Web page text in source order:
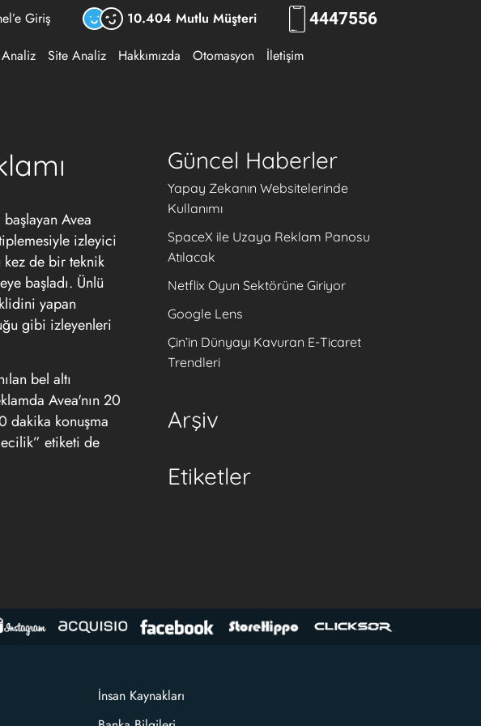
Giriş 10.404 Mutlu Müşteri 4447556
Site Analiz Hakkımızda Otomasyon İletişim
Avea
izleyici
kez de bir teknik
başladı. Ünlü
yapan
gibi izleyenleri
bel altı
Avea'nın 20
dakika konuşma
etiketi de
Güncel Haberler
Yapay Zekanın Websitelerinde
Kullanımı
SpaceX ile Uzaya Reklam Panosu
Atılacak
Netflix Oyun Sektörüne Giriyor
Google Lens
Çin’in Dünyayı Kavuran E-Ticaret
Trendleri
Arşiv
Etiketler
İnsan Kaynakları